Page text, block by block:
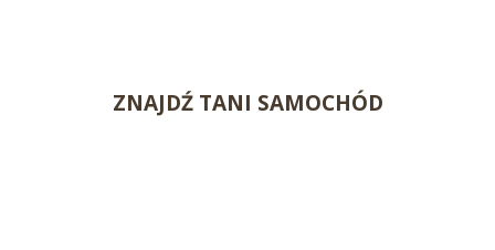
ZNAJDŹ TANI SAMOCHÓD